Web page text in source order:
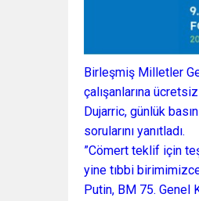
Birleşmiş Milletler
çalışanlarına
Dujarric, günlük
sorularını yanıtladı.
”Cömert teklif için
yine tıbbi
Putin, BM 75. Genel